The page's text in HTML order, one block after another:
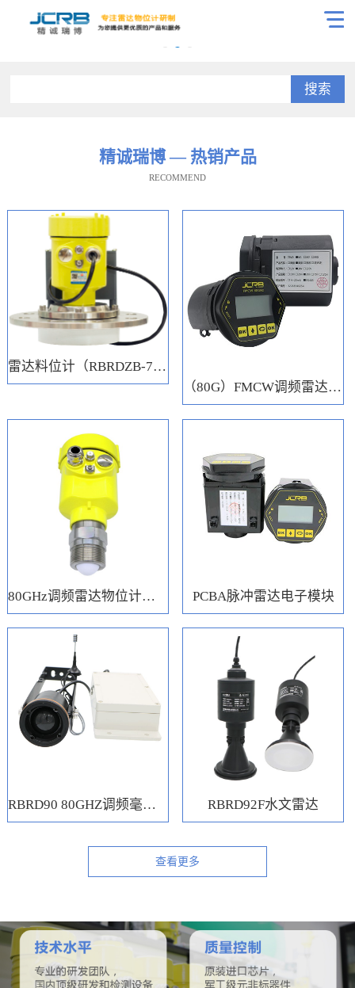
搜索
精诚瑞博 — 热销产品
RECOMMEND
雷达料位计（RBRDZB-71-6-C）
（80G）FMCW调频雷达电子模块
80GHz调频雷达物位计（RBRD71） PCBA脉冲雷达电子模块
RBRD90 80GHZ调频毫米波水位计 RBRD92F水文雷达
查看更多